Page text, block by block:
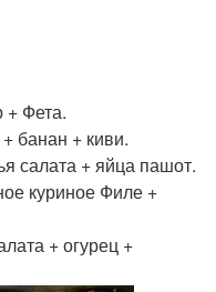
Фета.
банан + киви.
салата + яйца пашот.
куриное Филе +
+ огурец +